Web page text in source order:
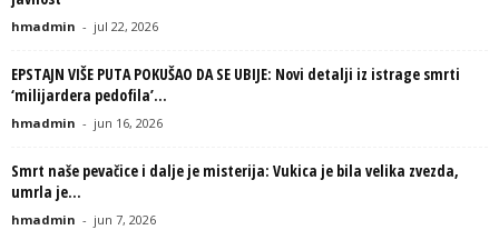
hmadmin - jul 22, 2026
EPSTAJN VIŠE PUTA POKUŠAO DA SE UBIJE: Novi detalji iz istrage smrti
‘milijardera pedofila’...
hmadmin - jun 16, 2026
Smrt naše pevačice i dalje je misterija: Vukica je bila velika zvezda,
umrla je...
hmadmin - jun 7, 2026